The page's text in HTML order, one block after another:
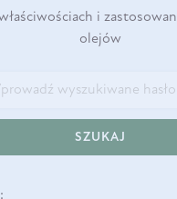
i
olejów
SZUKAJ